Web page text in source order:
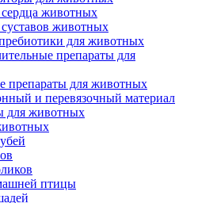
животных
животных
для животных
препараты для
препараты для животных
и перевязочный материал
для животных
птицы